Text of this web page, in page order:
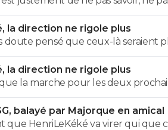
ne pas savoir s’il fait au mieux avec
cela se répète chaque
ça devient problématique pour
la direction ne rigole plus
doute pensé que ceux-là seraient
😏🇵🇹🇧🇷🇫🇷🇺🇦
la direction ne rigole plus
la marche pour les deux
contre le Spartak, ne soit trop haute .
balayé par Majorque en amical
que HenriLeKéké va virer qui que